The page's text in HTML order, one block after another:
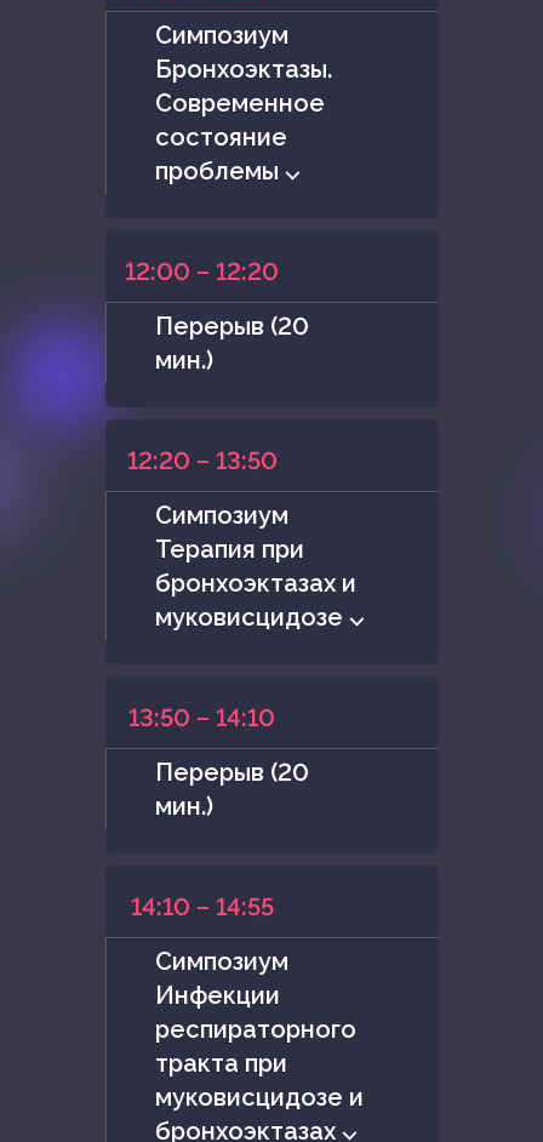
Симпозиум
Бронхоэктазы.
Современное
состояние
проблемы ⌵
12:00 – 12:20
Перерыв (20
мин.)
12:20 – 13:50
Симпозиум
Терапия при
бронхоэктазах и
муковисцидозе ⌵
13:50 – 14:10
Перерыв (20
мин.)
14:10 – 14:55
Симпозиум
Инфекции
респираторного
тракта при
муковисцидозе и
бронхоэктазах ⌵